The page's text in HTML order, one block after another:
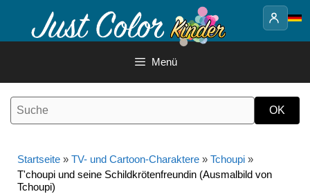
Inhalt
Menü
Startseite » TV- und Cartoon-Charaktere » Tchoupi »
T'choupi und seine Schildkrötenfreundin (Ausmalbild von
Tchoupi)